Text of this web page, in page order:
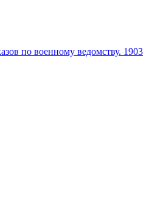
по военному ведомству. 1903